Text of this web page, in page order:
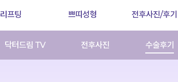
리프팅 쁘띠성형 전후사진/후기
닥터드림 TV 전후사진 수술후기